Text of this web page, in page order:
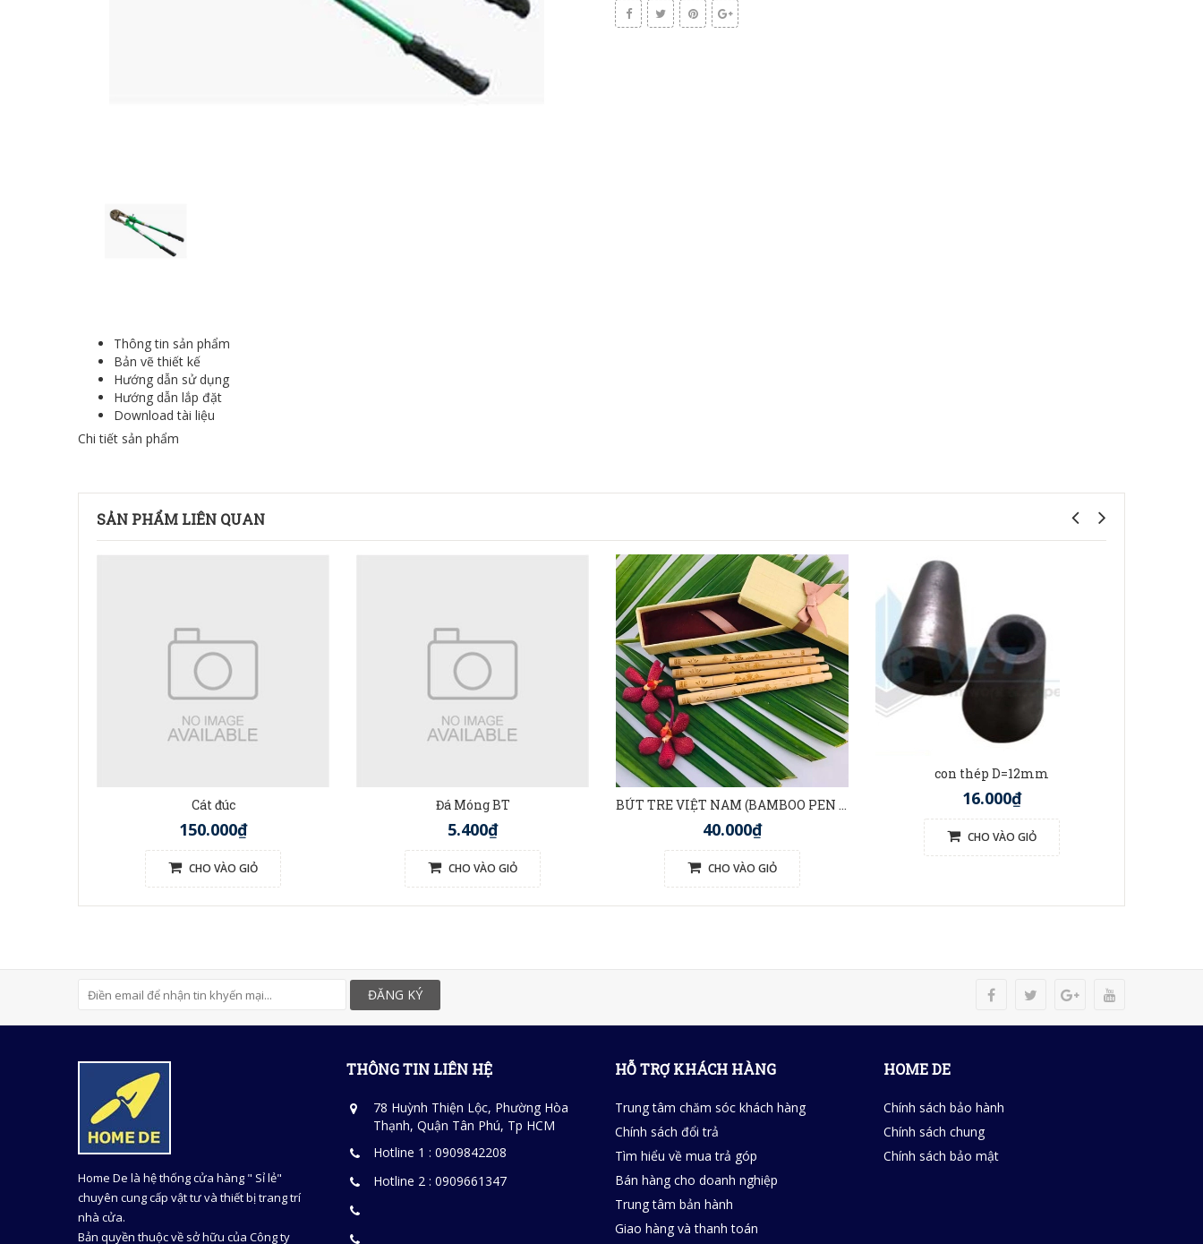
Thông tin sản phẩm
Bản vẽ thiết kế
Hướng dẫn sử dụng
Hướng dẫn lắp đặt
Download tài liệu
Chi tiết sản phẩm
SẢN PHẨM LIÊN QUAN
Cát đúc
150.000₫
CHO VÀO GIỎ
Đá Móng BT
5.400₫
CHO VÀO GIỎ
BÚT TRE VIỆT NAM (BAMBOO PEN VIETNAM)
40.000₫
CHO VÀO GIỎ
con thép D=12mm
16.000₫
CHO VÀO GIỎ
ĐĂNG KÝ
Home De là hệ thống cửa hàng " Sỉ lẻ"
chuyên cung cấp vật tư và thiết bị trang trí
nhà cửa.
Bản quyền thuộc về sở hữu của Công ty
THÔNG TIN LIÊN HỆ
78 Huỳnh Thiện Lộc, Phường Hòa
Thạnh, Quận Tân Phú, Tp HCM
Hotline 1 : 0909842208
Hotline 2 : 0909661347
HỖ TRỢ KHÁCH HÀNG
Trung tâm chăm sóc khách hàng
Chính sách đổi trả
Tìm hiểu về mua trả góp
Bán hàng cho doanh nghiệp
Trung tâm bản hành
Giao hàng và thanh toán
HOME DE
Chính sách bảo hành
Chính sách chung
Chính sách bảo mật